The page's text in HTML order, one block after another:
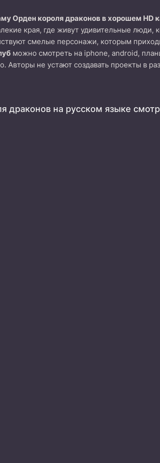
Орден короля драконов в хорошем HD
края, где живут удивительные
смелые персонажи, которым
можно смотреть на iphone, android,
Авторы не устают создавать проекты в
драконов на русском языке